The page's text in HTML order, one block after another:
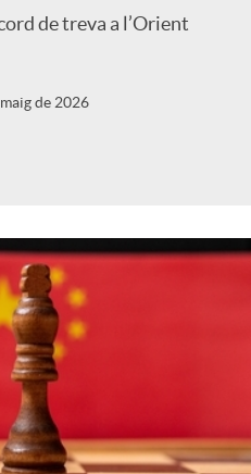
de treva a l’Orient
de 2026